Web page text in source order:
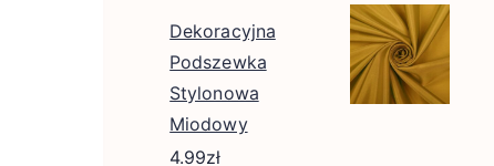
Dekoracyjna
Podszewka
Stylonowa
Miodowy
4.99zł